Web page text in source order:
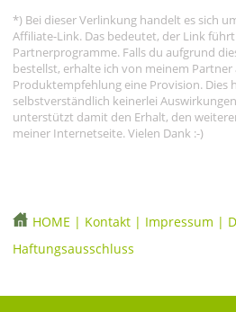
*) Bei dieser Verlinkung handelt es sich
Affiliate-Link. Das bedeutet, der Link
Partnerprogramme. Falls du aufgrund
bestellst, erhalte ich von meinem Partner
Produktempfehlung eine Provision. Dies
selbstverständlich keinerlei
unterstützt damit den Erhalt, den
meiner Internetseite. Vielen Dank :-)
HOME | Kontakt | Impressum |
Haftungsausschluss